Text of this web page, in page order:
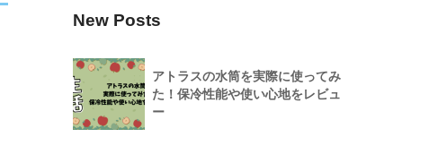
New Posts
アトラスの水筒を実際に使ってみ
た！保冷性能や使い心地をレビュ
ー